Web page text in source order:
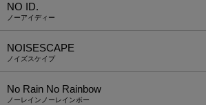
NO ID.
ノーアイディー
NOISESCAPE
ノイズスケイプ
No Rain No Rainbow
ノーレインノーレインボー